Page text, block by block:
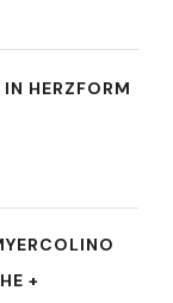
HERZFORM
+